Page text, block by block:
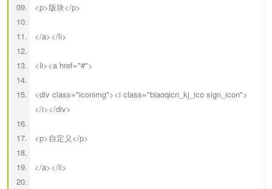
<p>版块</p>
</a></li>
<li><a href="#">
<div class="iconimg"><i class="biaoqicn_kj_ico sign_icon">
</i></div>
<p>自定义</p>
</a></li>